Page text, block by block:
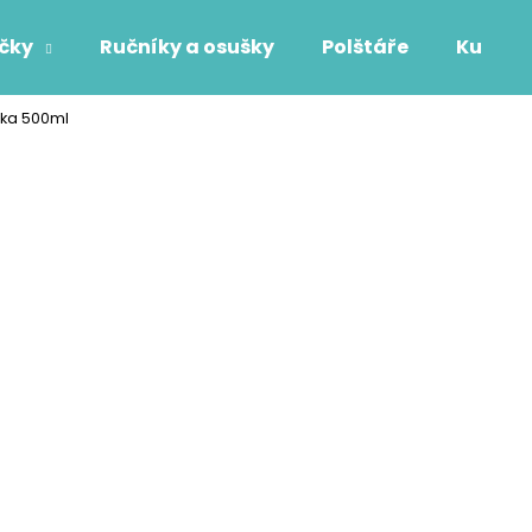
Ručníky a osušky Polštáře
500ml
Co potřebujete najít?